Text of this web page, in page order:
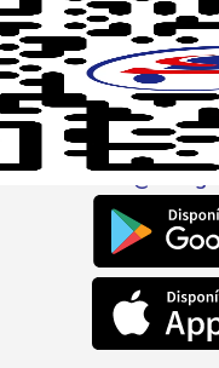
Telefone
0800 016 6680
E-mail